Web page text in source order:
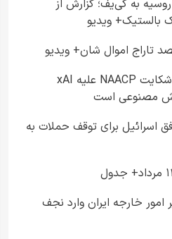
به کی‌یف؛ گزارش از
تاراج اموال شان+ ویدیو
وزارت دادگستری آمریکا: شکایت NAACP علیه xAI
مصنوعی است
اسرائیل برای توقف حملات به
خارجه ایران وارد نجف